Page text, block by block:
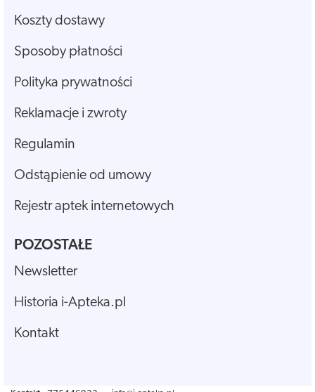
Koszty dostawy
Sposoby płatności
Polityka prywatności
Reklamacje i zwroty
Regulamin
Odstąpienie od umowy
Rejestr aptek internetowych
POZOSTAŁE
Newsletter
Historia i-Apteka.pl
Kontakt